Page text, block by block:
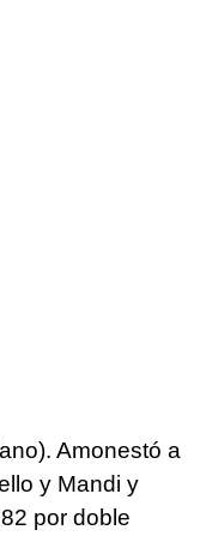
Amonestó a
y Mandi y
por doble